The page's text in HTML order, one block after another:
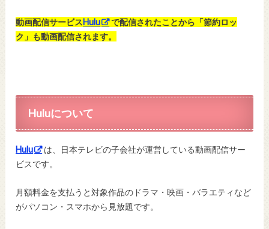
動画配信サービスHulu
で配信されたことから「節約ロッ
ク」も動画配信されます。
Huluについて
Hulu
は、日本テレビの子会社が運営している動画配信サー
ビスです。
月額料金を支払うと対象作品のドラマ・映画・バラエティなど
がパソコン・スマホから見放題です。